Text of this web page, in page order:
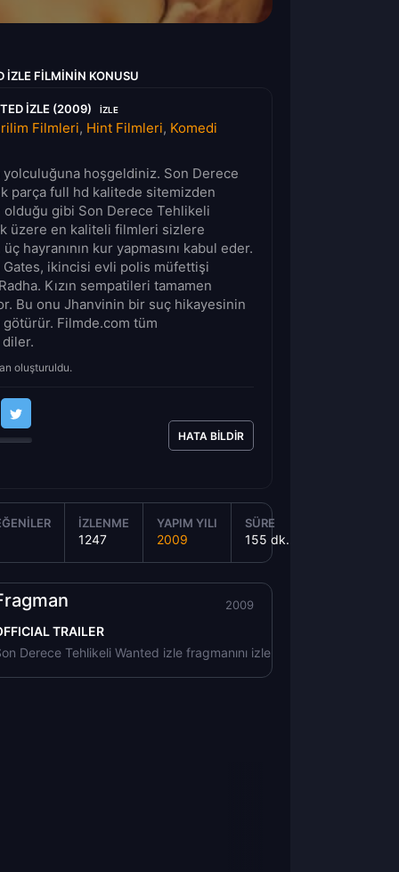
IZLE FILMININ KONUSU
IZLE (2009) IZLE
Filmleri, Hint Filmleri, Komedi
hoşgeldiniz. Son Derece
parça full hd kalitede sitemizden
gibi Son Derece Tehlikeli
üzere en kaliteli filmleri sizlere
hayranının kur yapmasını kabul eder.
Gates, ikincisi evli polis müfettişi
Kızın sempatileri tamamen
Bu onu Jhanvinin bir suç hikayesinin
Filmde.com tüm
oluşturuldu.
HATA BILDIR
İZLENME
1247
YAPIM YILI
2009
SÜRE
155 dk.
TRAILER
Derece Tehlikeli Wanted izle fragmanını izle
2009